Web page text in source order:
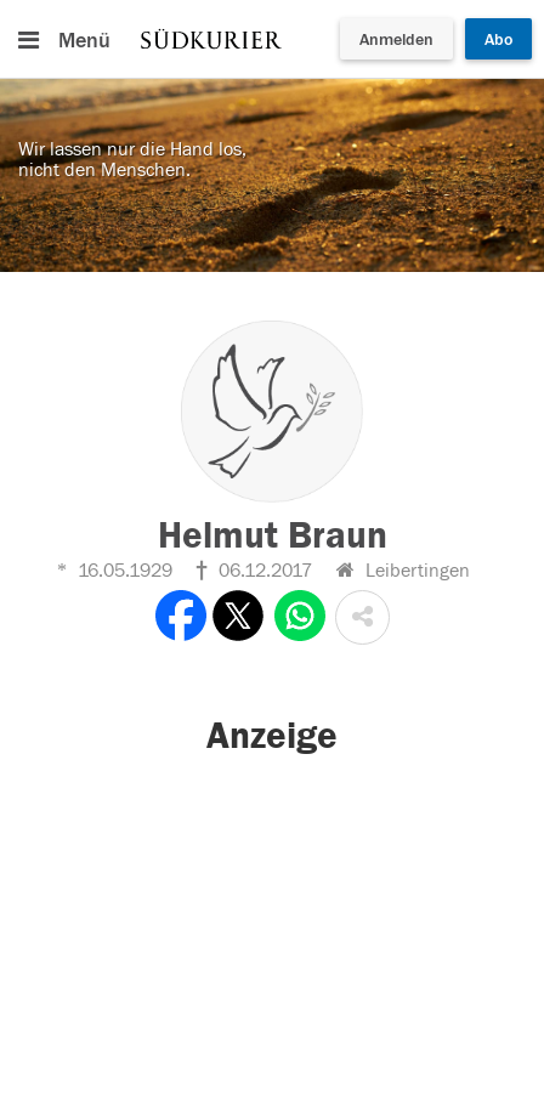
Menü Anmelden Abo
Wir lassen nur die Hand los,
nicht den Menschen.
Helmut Braun
16.05.1929 06.12.2017 Leibertingen
Anzeige